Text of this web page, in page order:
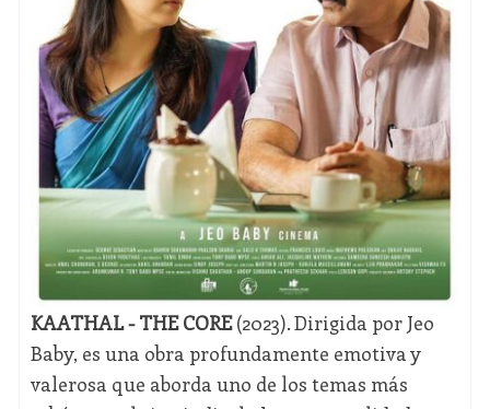
KAATHAL - THE CORE(2023). Dirigida por Jeo
Baby, es una obra profundamente emotiva y
valerosa que aborda uno de los temas más